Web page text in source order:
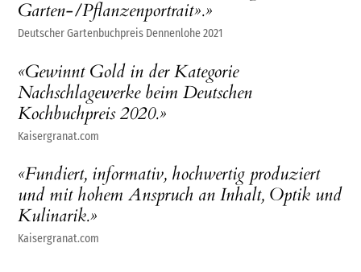
Garten-/Pflanzenportrait».»
Deutscher Gartenbuchpreis Dennenlohe 2021
«Gewinnt Gold in der Kategorie
Nachschlagewerke beim Deutschen
Kochbuchpreis 2020.»
Kaisergranat.com
«Fundiert, informativ, hochwertig produziert
und mit hohem Anspruch an Inhalt, Optik und
Kulinarik.»
Kaisergranat.com